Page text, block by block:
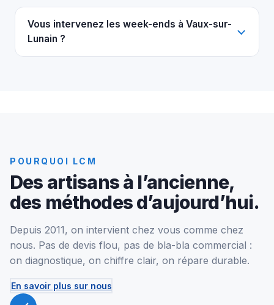
Vous intervenez les week-ends à Vaux-sur-
Lunain ?
POURQUOI LCM
Des artisans à l’ancienne,
des méthodes d’aujourd’hui.
Depuis 2011, on intervient chez vous comme chez
nous. Pas de devis flou, pas de bla-bla commercial :
on diagnostique, on chiffre clair, on répare durable.
En savoir plus sur nous